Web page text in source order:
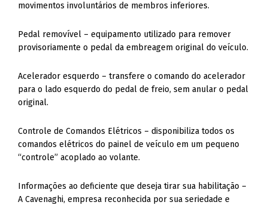
movimentos involuntários de membros inferiores.
Pedal removível – equipamento utilizado para remover
provisoriamente o pedal da embreagem original do veículo.
Acelerador esquerdo – transfere o comando do acelerador
para o lado esquerdo do pedal de freio, sem anular o pedal
original.
Controle de Comandos Elétricos – disponibiliza todos os
comandos elétricos do painel de veículo em um pequeno
“controle” acoplado ao volante.
Informações ao deficiente que deseja tirar sua habilitação –
A Cavenaghi, empresa reconhecida por sua seriedade e